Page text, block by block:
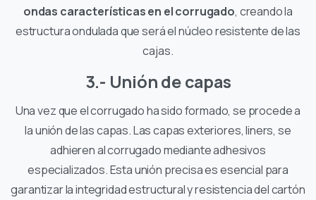
ondas características en el corrugado, creando la
estructura ondulada que será el núcleo resistente de las
cajas.
3.- Unión de capas
Una vez que el corrugado ha sido formado, se procede a
la unión de las capas. Las capas exteriores, liners, se
adhieren al corrugado mediante adhesivos
especializados. Esta unión precisa es esencial para
garantizar la integridad estructural y resistencia del cartón